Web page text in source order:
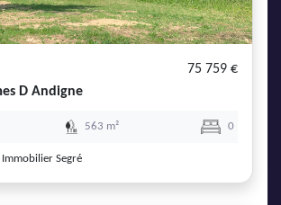
75 759 €
D Andigne
563 m² 0
Immobilier Segré